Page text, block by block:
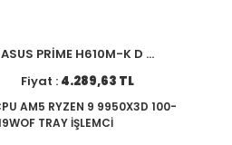
ASUS PRİME H610M-K D ...
Fiyat : 4.289,63 TL